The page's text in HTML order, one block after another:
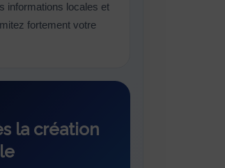
informations locales et
fortement votre
la création